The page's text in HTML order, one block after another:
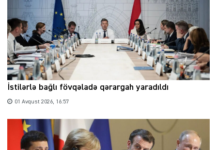
İstilərlə bağlı fövqəladə qərargah yaradıldı
01 Avqust 2026, 16:57